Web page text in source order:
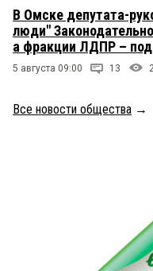
В Омске депутата-
люди"
а фракции ЛДПР –
5 августа 09:00 13
Все новости общества →